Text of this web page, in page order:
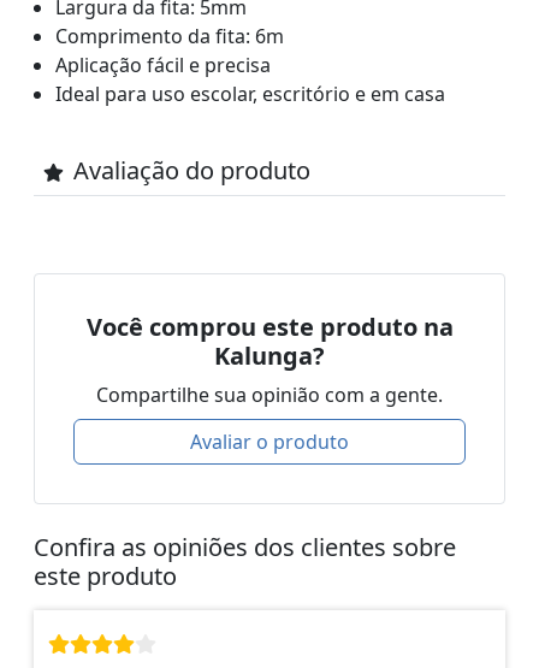
Largura da fita: 5mm
Comprimento da fita: 6m
Aplicação fácil e precisa
Ideal para uso escolar, escritório e em casa
Avaliação do produto
Você comprou este produto na
Kalunga?
Compartilhe sua opinião com a gente.
Avaliar o produto
Confira as opiniões dos clientes sobre
este produto